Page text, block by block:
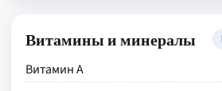
Витамины и минералы
Витамин А